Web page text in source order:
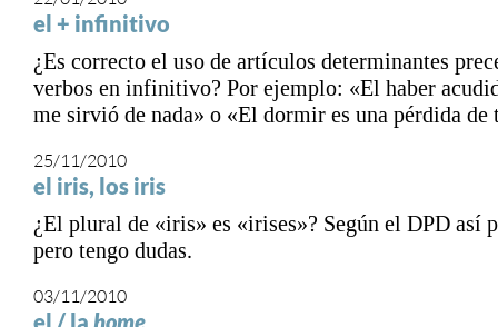
el + infinitivo
¿Es correcto el uso de artículos determinantes
verbos en infinitivo? Por ejemplo: «El haber
me sirvió de nada» o «El dormir es una pérdida de
25/11/2010
el iris, los iris
¿El plural de «iris» es «irises»? Según el DPD así
pero tengo dudas.
03/11/2010
el / la home